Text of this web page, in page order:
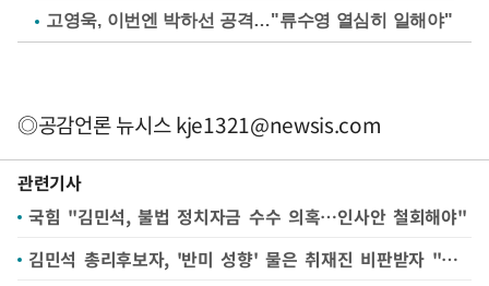
고영욱, 이번엔 박하선 공격…"류수영 열심히 일해야"
◎공감언론 뉴시스kje1321@newsis.com
관련기사
국힘 "김민석, 불법 정치자금 수수 의혹…인사안 철회해야"
김민석 총리후보자, '반미 성향' 물은 취재진 비판받자 "타박 멈춰달라"